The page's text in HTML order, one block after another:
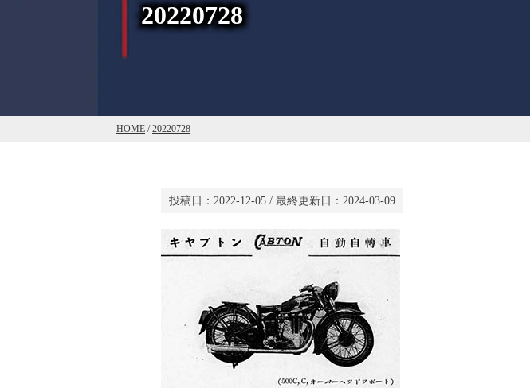
20220728
HOME /20220728
投稿日： 2022-12-05 / 最終更新日： 2024-03-09